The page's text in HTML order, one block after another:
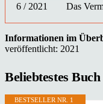
6 / 2021
Das
Informationen im
veröffentlicht: 2021
Beliebtestes
BESTSELLER NR. 1